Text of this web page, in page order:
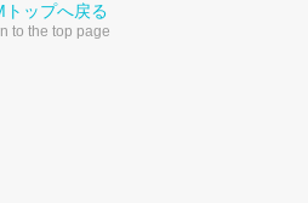
トップへ戻る
to the top page